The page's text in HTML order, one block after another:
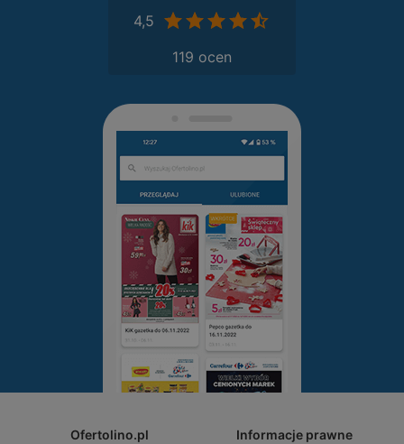
4,5
119 ocen
Ofertolino.pl Informacje prawne